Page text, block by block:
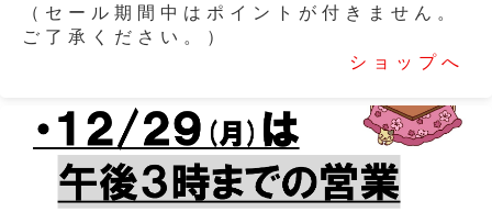
（セール期間中はポイントが付きません。
ご了承ください。）
ショップへ